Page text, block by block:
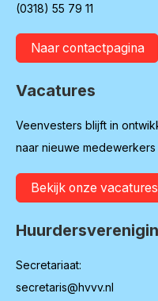
(0318) 55 79 11
Naar contactpagina
Vacatures
Veenvesters blijft in
naar nieuwe medewerkers
Bekijk onze vacatures
Secretariaat:
secretaris@hvvv.nl